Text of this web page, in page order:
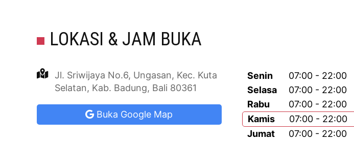
LOKASI & JAM BUKA
Jl. Sriwijaya No.6, Ungasan, Kec. Kuta
Selatan, Kab. Badung, Bali 80361
Buka Google Map
Senin
07:00 - 22:00
Selasa
07:00 - 22:00
Rabu
07:00 - 22:00
Kamis
07:00 - 22:00
Jumat
07:00 - 22:00